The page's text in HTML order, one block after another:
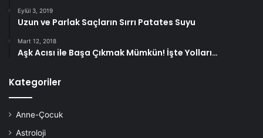
Eylül 3, 2019
Uzun ve Parlak Saçların Sırrı Patates Suyu
Mart 12, 2018
Aşk Acısı ile Başa Çıkmak Mümkün! İşte Yolları…
Kategoriler
Anne-Çocuk
Astroloji